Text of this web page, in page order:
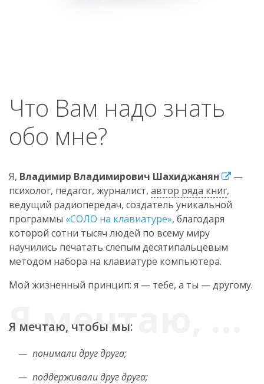
Что Вам надо знать
обо мне?
Я, Владимир Владимирович Шахиджанян
—
психолог, педагог, журналист, автор ряда книг,
ведущий радиопередач, создатель уникальной
программы «СОЛО на клавиатуре», благодаря
которой сотни тысяч людей по всему миру
научились печатать слепым десятипальцевым
методом набора на клавиатуре компьютера.
Мой жизненный принцип: я — тебе, а ты — другому.
Я мечтаю, чтобы мы:
понимали друг друга;
поддерживали друг друга;